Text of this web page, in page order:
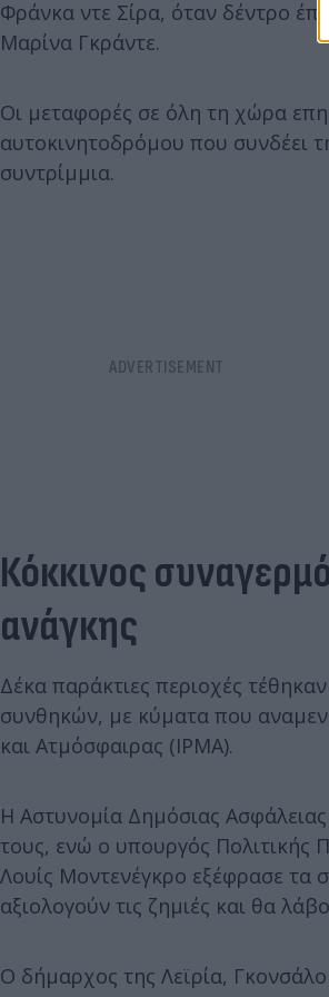
Φράνκα ντε Σίρα, όταν δέντρο
Μαρίνα Γκράντε.
Οι μεταφορές σε όλη τη χώρα
αυτοκινητοδρόμου που συνδέει
συντρίμμια.
Κόκκινος
ανάγκης
Δέκα παράκτιες περιοχές
συνθηκών, με κύματα που
και Ατμόσφαιρας (IPMA).
Η Αστυνομία Δημόσιας
τους, ενώ ο υπουργός
Λουίς Μοντενέγκρο εξέφρασε τα
αξιολογούν τις ζημιές και θα
Ο δήμαρχος της Λεϊρία,